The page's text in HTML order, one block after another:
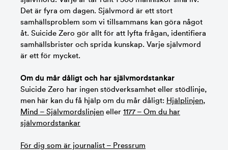
Det är fyra om dagen. Självmord är ett stort
samhällsproblem som vi tillsammans kan göra något
åt. Suicide Zero gör allt för att lyfta frågan, identifiera
samhällsbrister och sprida kunskap. Varje självmord
är ett för mycket.
Om du mår dåligt och har självmordstankar
Suicide Zero har ingen stödverksamhet eller stödlinje,
men här kan du få hjälp om du mår dåligt: Hjälplinjen,
Mind – Självmordslinjen eller 1177 – Om du har
självmordstankar
För dig som är journalist – Pressrum